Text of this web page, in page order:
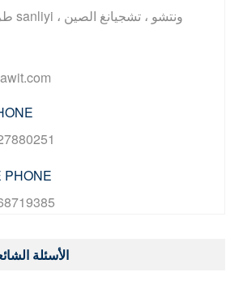
86 # طريق sanliyi ، ونتشو ، تشجيانغ الصين
PHONE
الأسئلة